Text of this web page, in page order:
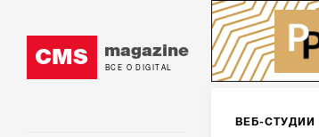
CMS magazine
ВСЕ О DIGITAL
ВЕБ-СТУДИИ